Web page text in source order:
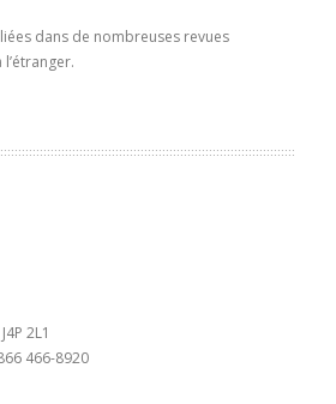
dans de nombreuses revues
2L1
466-8920